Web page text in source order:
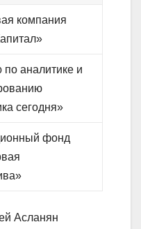
компания
по аналитике и
сегодня»
фонд
Асланян